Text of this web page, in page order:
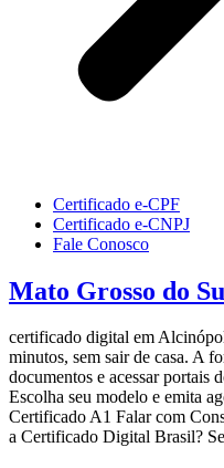
Certificado e-CPF
Certificado e-CNPJ
Fale Conosco
Mato Grosso do
certificado digital em
minutos, sem sair de casa. A
documentos e acessar
Escolha seu modelo e emita
Certificado A1 Falar com
a Certificado Digital Brasil?